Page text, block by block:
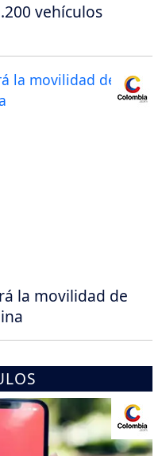
vehículos
la movilidad de